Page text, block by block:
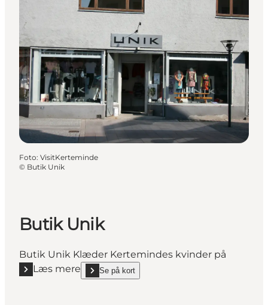
Foto: VisitKerteminde
© Butik Unik
Butik Unik
Butik Unik Klæder Kertemindes kvinder på
Læs mere
Læs mere "Butik Unik"
Se på kort
show Butik Unik on_map